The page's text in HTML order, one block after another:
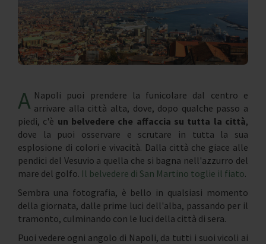
A Napoli puoi prendere la funicolare dal centro e
arrivare alla città alta, dove, dopo qualche passo a
piedi, c'è un belvedere che affaccia su tutta la città,
dove la puoi osservare e scrutare in tutta la sua
esplosione di colori e vivacità. Dalla città che giace alle
pendici del Vesuvio a quella che si bagna nell'azzurro del
mare del golfo. Il belvedere di San Martino toglie il fiato.
Sembra una fotografia, è bello in qualsiasi momento
della giornata, dalle prime luci dell'alba, passando per il
tramonto, culminando con le luci della città di sera.
Puoi vedere ogni angolo di Napoli, da tutti i suoi vicoli ai